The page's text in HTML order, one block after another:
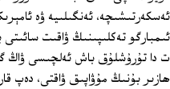
ئەسكەرتىشىچە، ئەنگىلىيە ۋە
ئىمبارگو تەكلىپىنىڭ ۋاقىت
ت دا تۇرۇشلۇق باش ئەلچىسى ۋاڭ
ھازىر بۇنىڭ مۇۋاپىق ۋاقتى، دەپ